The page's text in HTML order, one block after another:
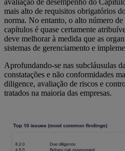
avaliação de desempenho do
mais alto de requisitos obrigatórios
norma. No entanto, o alto número de
capítulos é quase certamente
deve melhorar à medida que as
sistemas de gerenciamento e
Aprofundando-se nas subcláusulas
constatações e não conformidades
diligence, avaliação de riscos e
tratados na maioria das empresas.